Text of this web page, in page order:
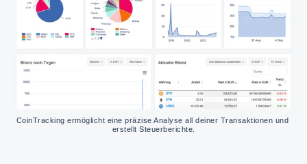
CoinTracking ermöglicht eine präzise Analyse all deiner Transaktionen und
erstellt Steuerberichte.